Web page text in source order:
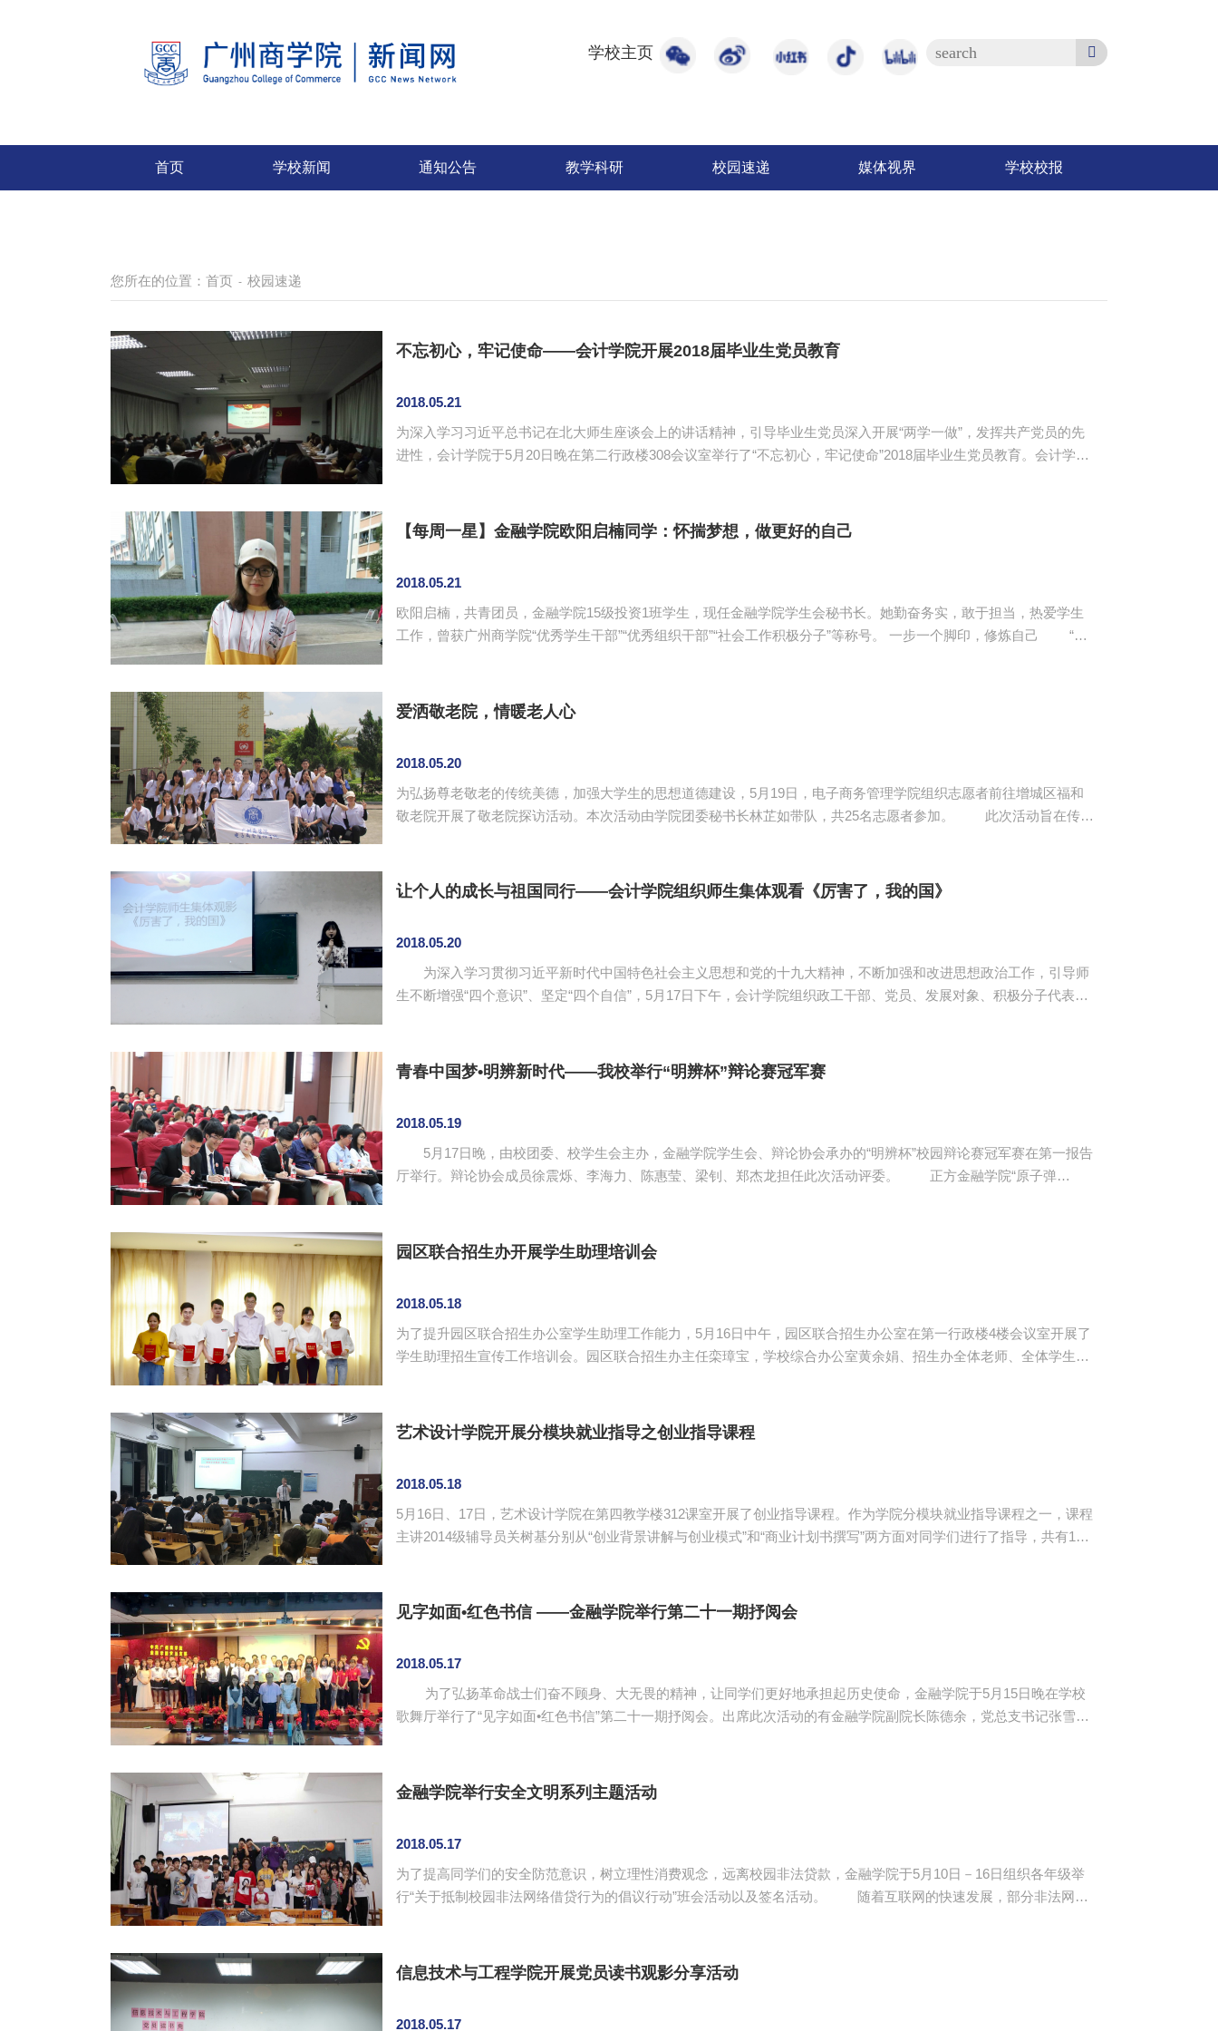
学校主页
首页 学校新闻 通知公告 教学科研 校园速递 媒体视界 学校校报
您所在的位置： 首页 - 校园速递
不忘初心，牢记使命——会计学院开展2018届毕业生党员教育
2018.05.21
为深入学习习近平总书记在北大师生座谈会上的讲话精神，引导毕业生党员深入开展“两学一做”，发挥共产党员的先
进性，会计学院于5月20日晚在第二行政楼308会议室举行了“不忘初心，牢记使命”2018届毕业生党员教育。会计学院
等方面，对2018届毕业生党员进行“不忘初心，牢记使命，勇做时代...
【每周一星】金融学院欧阳启楠同学：怀揣梦想，做更好的自己
2018.05.21
欧阳启楠，共青团员，金融学院15级投资1班学生，现任金融学院学生会秘书长。她勤奋务实，敢于担当，热爱学生
工作，曾获广州商学院“优秀学生干部”“优秀组织干部”“社会工作积极分子”等称号。 一步一个脚印，修炼自己 “在
有光，哪来影？ 在接近三年的大学时光里，她习惯为自己的每...
爱洒敬老院，情暖老人心
2018.05.20
为弘扬尊老敬老的传统美德，加强大学生的思想道德建设，5月19日，电子商务管理学院组织志愿者前往增城区福和
敬老院开展了敬老院探访活动。本次活动由学院团委秘书长林芷如带队，共25名志愿者参加。 此次活动旨在传递
人们的宿舍进行探访好，这让志愿者直观地了解敬老院的环境，贴近老人们的生活。为了...
让个人的成长与祖国同行——会计学院组织师生集体观看《厉害了，我的国》
2018.05.20
为深入学习贯彻习近平新时代中国特色社会主义思想和党的十九大精神，不断加强和改进思想政治工作，引导师
生不断增强“四个意识”、坚定“四个自信”，5月17日下午，会计学院组织政工干部、党员、发展对象、积极分子代表及
受到中国的强大力量。影片描绘了辉煌成就背后默默付出的人物故事，深入讲述了这些...
青春中国梦•明辨新时代——我校举行“明辨杯”辩论赛冠军赛
2018.05.19
5月17日晚，由校团委、校学生会主办，金融学院学生会、辩论协会承办的“明辨杯”校园辩论赛冠军赛在第一报告
厅举行。辩论协会成员徐震烁、李海力、陈惠莹、梁钊、郑杰龙担任此次活动评委。 正方金融学院“原子弹
赛队伍乘风破浪，气势如虹。辩手旁征博引、妙语连珠，引经据典来论证自...
园区联合招生办开展学生助理培训会
2018.05.18
为了提升园区联合招生办公室学生助理工作能力，5月16日中午，园区联合招生办公室在第一行政楼4楼会议室开展了
学生助理招生宣传工作培训会。园区联合招生办主任栾璋宝，学校综合办公室黄余娟、招生办全体老师、全体学生助
稿写作培训。黄余娟强调了通讯稿写作中的注意事项，提出...
艺术设计学院开展分模块就业指导之创业指导课程
2018.05.18
5月16日、17日，艺术设计学院在第四教学楼312课室开展了创业指导课程。作为学院分模块就业指导课程之一，课程
主讲2014级辅导员关树基分别从“创业背景讲解与创业模式”和“商业计划书撰写”两方面对同学们进行了指导，共有107
生创业的具体步骤和方法。同学们对课程内容表现出浓厚的兴趣，课...
见字如面•红色书信 ——金融学院举行第二十一期抒阅会
2018.05.17
为了弘扬革命战士们奋不顾身、大无畏的精神，让同学们更好地承担起历史使命，金融学院于5月15日晚在学校
歌舞厅举行了“见字如面•红色书信”第二十一期抒阅会。出席此次活动的有金融学院副院长陈德余，党总支书记张雪
上的触动，不少观众潸然泪下。张雪梅对活动进行点评。她肯定...
金融学院举行安全文明系列主题活动
2018.05.17
为了提高同学们的安全防范意识，树立理性消费观念，远离校园非法贷款，金融学院于5月10日－16日组织各年级举
行“关于抵制校园非法网络借贷行为的倡议行动”班会活动以及签名活动。 随着互联网的快速发展，部分非法网络
学们认真观看了校园网贷案例相关视频，班委仔细解读网络借贷的危害。有的班级通...
信息技术与工程学院开展党员读书观影分享活动
2018.05.17